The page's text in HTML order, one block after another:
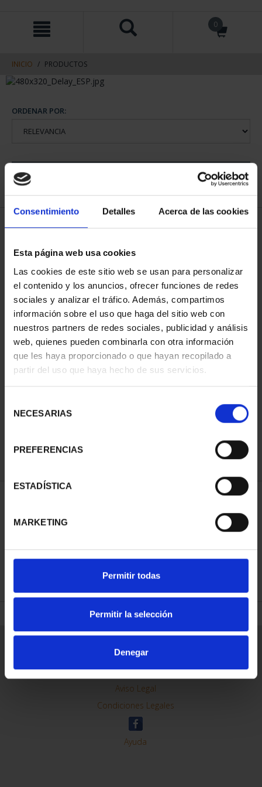
Consentimiento Detalles Acerca de las cookies
Esta página web usa cookies
Las cookies de este sitio web se usan para personalizar
el contenido y los anuncios, ofrecer funciones de redes
sociales y analizar el tráfico. Además, compartimos
información sobre el uso que haga del sitio web con
nuestros partners de redes sociales, publicidad y análisis
web, quienes pueden combinarla con otra información
que les haya proporcionado o que hayan recopilado a
partir del uso que haya hecho de sus servicios.
NECESARIAS
PREFERENCIAS
ESTADÍSTICA
MARKETING
Permitir todas
Permitir la selección
Denegar
contenido
navegacin
0
INICIO PRODUCTOS
ORDENAR POR:
1 Productos encontrados
73,00 €
REFINAR
Contacto
Preguntas Frequentes (FAQs)
Aviso Legal
Condiciones Legales
Ayuda